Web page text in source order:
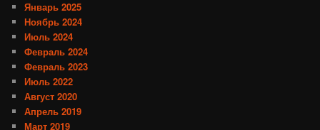
Январь 2025
Ноябрь 2024
Июль 2024
Февраль 2024
Февраль 2023
Июль 2022
Август 2020
Апрель 2019
Март 2019